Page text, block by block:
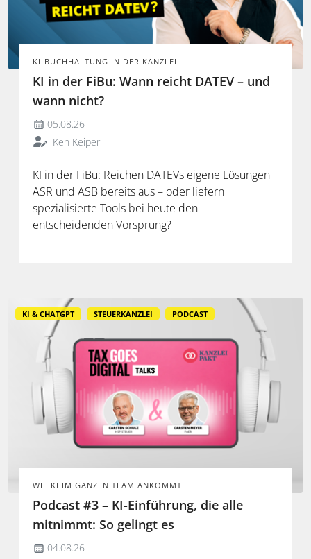
KI-BUCHHALTUNG IN DER KANZLEI
KI in der FiBu: Wann reicht DATEV – und
wann nicht?
05.08.26
Ken Keiper
KI in der FiBu: Reichen DATEVs eigene Lösungen
ASR und ASB bereits aus – oder liefern
spezialisierte Tools bei heute den
entscheidenden Vorsprung?
KI & CHATGPT STEUERKANZLEI PODCAST
WIE KI IM GANZEN TEAM ANKOMMT
Podcast #3 – KI-Einführung, die alle
mitnimmt: So gelingt es
04.08.26